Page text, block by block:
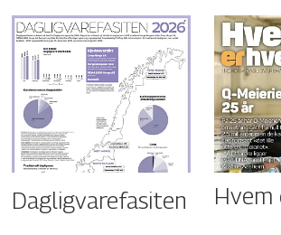
Dagligvarefasiten Hvem